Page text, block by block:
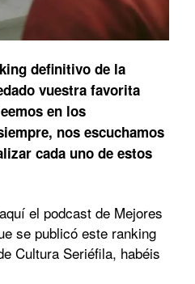
definitivo de la
vuestra favorita
en los
nos escuchamos
cada uno de estos
el podcast de Mejores
se publicó este ranking
Cultura Seriéfila, habéis